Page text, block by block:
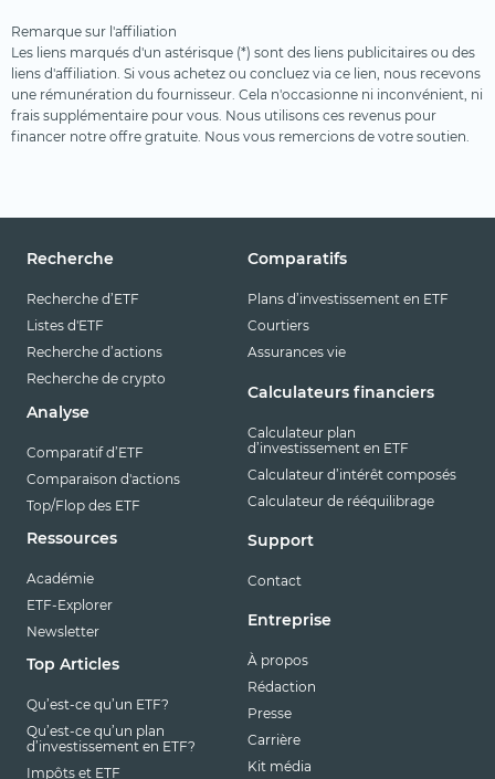
Remarque sur l'affiliation
Les liens marqués d'un astérisque (*) sont des liens publicitaires ou des
liens d'affiliation. Si vous achetez ou concluez via ce lien, nous recevons
une rémunération du fournisseur. Cela n'occasionne ni inconvénient, ni
frais supplémentaire pour vous. Nous utilisons ces revenus pour
financer notre offre gratuite. Nous vous remercions de votre soutien.
Recherche
Recherche d’ETF
Listes d'ETF
Recherche d’actions
Recherche de crypto
Analyse
Comparatif d’ETF
Comparaison d'actions
Top/Flop des ETF
Ressources
Académie
ETF-Explorer
Newsletter
Top Articles
Qu’est-ce qu’un ETF?
Qu’est-ce qu’un plan
d’investissement en ETF?
Impôts et ETF
Comparatifs
Plans d’investissement en ETF
Courtiers
Assurances vie
Calculateurs financiers
Calculateur plan
d’investissement en ETF
Calculateur d’intérêt composés
Calculateur de rééquilibrage
Support
Contact
Entreprise
À propos
Rédaction
Presse
Carrière
Kit média